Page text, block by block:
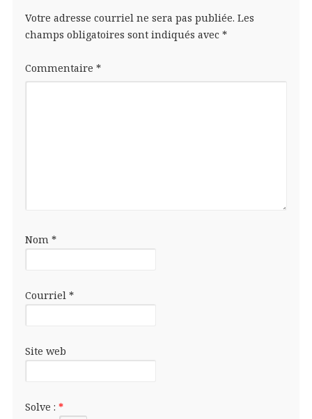
Votre adresse courriel ne sera pas publiée. Les
champs obligatoires sont indiqués avec *
Commentaire *
Nom *
Courriel *
Site web
Solve : *